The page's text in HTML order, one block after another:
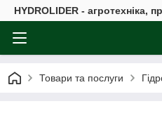
HYDROLIDER - агротехніка,
Товари та послуги